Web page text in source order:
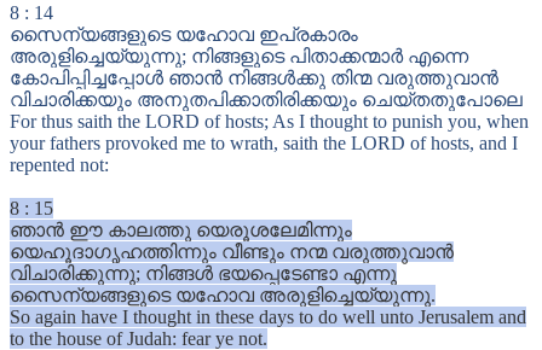
8 : 14
സൈന്യങ്ങളുടെ യഹോവ ഇപ്രകാരം
അരുളിച്ചെയ്യുന്നു; നിങ്ങളുടെ പിതാക്കന്മാർ എന്നെ
കോപിപ്പിച്ചപ്പോൾ ഞാൻ നിങ്ങൾക്കു തിന്മ വരുത്തുവാൻ
വിചാരിക്കയും അനുതപിക്കാതിരിക്കയും ചെയ്തതുപോലെ
For thus saith the LORD of hosts; As I thought to punish you, when
your fathers provoked me to wrath, saith the LORD of hosts, and I
repented not:
8 : 15
ഞാൻ ഈ കാലത്തു യെരൂശലേമിന്നും
യെഹൂദാഗൃഹത്തിന്നും വീണ്ടും നന്മ വരുത്തുവാൻ
വിചാരിക്കുന്നു; നിങ്ങൾ ഭയപ്പെടേണ്ടാ എന്നു
സൈന്യങ്ങളുടെ യഹോവ അരുളിച്ചെയ്യുന്നു.
So again have I thought in these days to do well unto Jerusalem and
to the house of Judah: fear ye not.